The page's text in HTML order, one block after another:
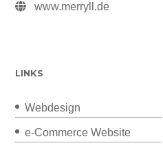
www.merryll.de
LINKS
Webdesign
e-Commerce Website